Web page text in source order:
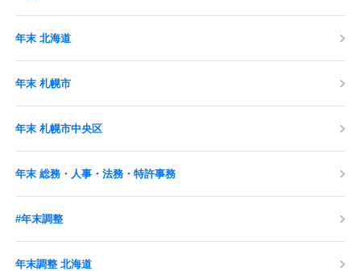
年末 北海道
年末 札幌市
年末 札幌市中央区
年末 総務・人事・法務・特許事務
#年末調整
年末調整 北海道